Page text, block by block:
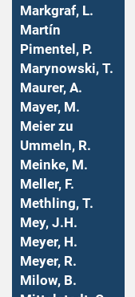
Markgraf, L.
Martín
Pimentel, P.
Marynowski, T.
Maurer, A.
Mayer, M.
Meier zu
Ummeln, R.
Meinke, M.
Meller, F.
Methling, T.
Mey, J.H.
Meyer, H.
Meyer, R.
Milow, B.